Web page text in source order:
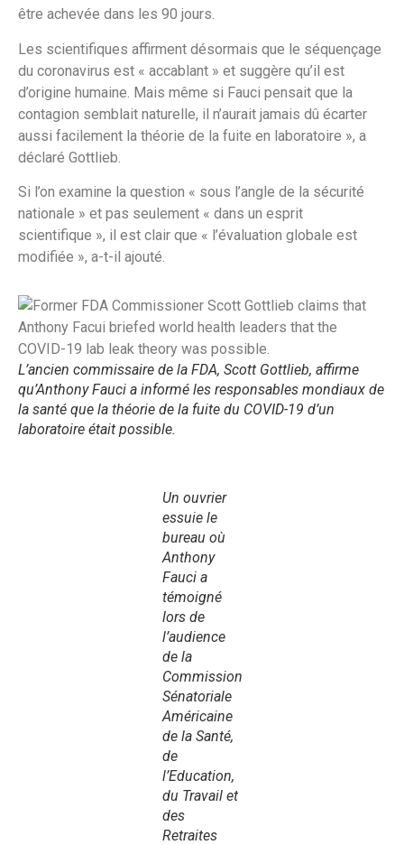
être achevée dans les 90 jours.
Les scientifiques affirment désormais que le séquençage
du coronavirus est « accablant » et suggère qu’il est
d’origine humaine. Mais même si Fauci pensait que la
contagion semblait naturelle, il n’aurait jamais dû écarter
aussi facilement la théorie de la fuite en laboratoire », a
déclaré Gottlieb.
Si l’on examine la question « sous l’angle de la sécurité
nationale » et pas seulement « dans un esprit
scientifique », il est clair que « l’évaluation globale est
modifiée », a-t-il ajouté.
L’ancien commissaire de la FDA, Scott Gottlieb, affirme
qu’Anthony Fauci a informé les responsables mondiaux de
la santé que la théorie de la fuite du COVID-19 d’un
laboratoire était possible.
Un ouvrier
essuie le
bureau où
Anthony
Fauci a
témoigné
lors de
l’audience
de la
Commission
Sénatoriale
Américaine
de la Santé,
de
l’Education,
du Travail et
des
Retraites